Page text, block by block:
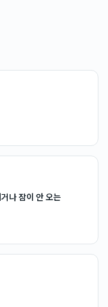
나 잠이 안 오는